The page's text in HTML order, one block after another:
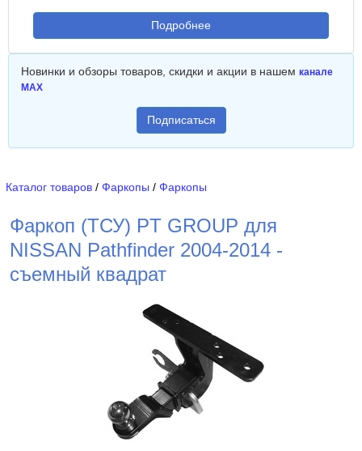
Подробнее
Новинки и обзоры товаров, скидки и акции в нашем канале
MAX
Подписаться
Каталог товаров / Фаркопы / Фаркопы
Фаркоп (ТСУ) PT GROUP для
NISSAN Pathfinder 2004-2014 -
съемный квадрат